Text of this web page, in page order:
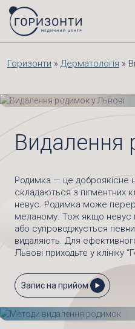
Горизонти » Дерматологія »
Видалення
Родимка — це доброякісне
складаються з пігментних
невус. Родимка може
меланому. Тож якщо невус
або супроводжується
видаляють. Для
Львові приходьте у клініку
Запис на прийом